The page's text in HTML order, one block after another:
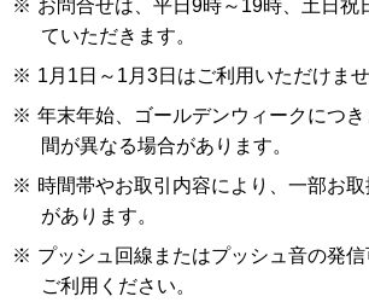
※ お問合せは、平日9時～19時、土日祝
ていただきます。
※ 1月1日～1月3日はご利用いただけませ
※ 年末年始、ゴールデンウィークにつ
間が異なる場合があります。
※ 時間帯やお取引内容により、一部お
があります。
※ プッシュ回線またはプッシュ音の発
ご利用ください。